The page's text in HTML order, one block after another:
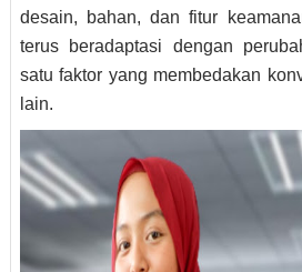
desain, bahan, dan fitur
terus beradaptasi dengan
satu faktor yang membedakan
lain.